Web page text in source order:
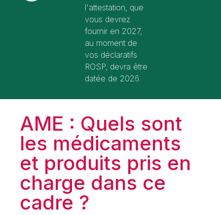
l'attestation, que
vous devrez
fournir en 2027,
au moment de
vos déclaratifs
ROSP, devra être
datée de 2026.
AME : Quels sont
les médicaments
et produits pris en
charge dans ce
cadre ?